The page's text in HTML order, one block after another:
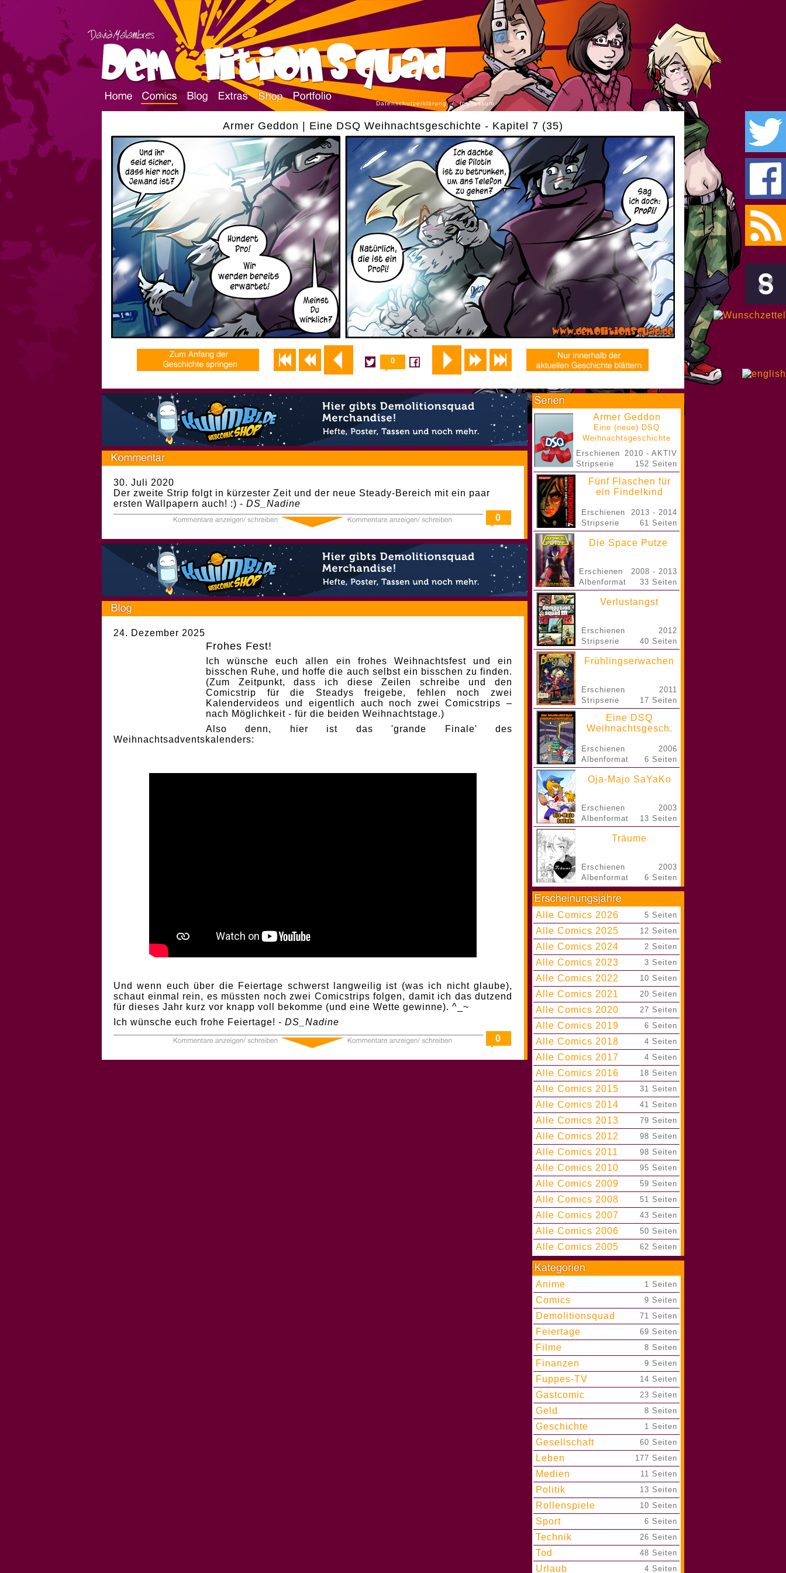
Datenschutzerklärung / Impressum
Armer Geddon | Eine DSQ Weihnachtsgeschichte - Kapitel 7 (35)
0
30. Juli 2020
Der zweite Strip folgt in kürzester Zeit und der neue Steady-Bereich mit ein paar
ersten Wallpapern auch! :) - DS_Nadine
0
24. Dezember 2025
Frohes Fest!
Ich wünsche euch allen ein frohes Weihnachtsfest und ein
bisschen Ruhe, und hoffe die auch selbst ein bisschen zu finden.
(Zum Zeitpunkt, dass ich diese Zeilen schreibe und den
Comicstrip für die Steadys freigebe, fehlen noch zwei
Kalendervideos und eigentlich auch noch zwei Comicstrips –
nach Möglichkeit - für die beiden Weihnachtstage.)
Also denn, hier ist das 'grande Finale' des
Weihnachtsadventskalenders:
Und wenn euch über die Feiertage schwerst langweilig ist (was ich nicht glaube),
schaut einmal rein, es müssten noch zwei Comicstrips folgen, damit ich das dutzend
für dieses Jahr kurz vor knapp voll bekomme (und eine Wette gewinne). ^_~
Ich wünsche euch frohe Feiertage! - DS_Nadine
0
Armer Geddon
Eine (neue) DSQ
Weihnachtsgeschichte
Erschienen
Stripserie
2010 - AKTIV
152 Seiten
Fünf Flaschen für
ein Findelkind
Erschienen
Stripserie
2013 - 2014
61 Seiten
Die Space Putze
Erschienen
Albenformat
2008 - 2013
33 Seiten
Verlustangst
Erschienen
Stripserie
2012
40 Seiten
Frühlingserwachen
Erschienen
Stripserie
2011
17 Seiten
Eine DSQ
Weihnachtsgesch.
Erschienen
Albenformat
2006
6 Seiten
Oja-Majo SaYaKo
Erschienen
Albenformat
2003
13 Seiten
Träume
Erschienen
Albenformat
2003
6 Seiten
Alle Comics 2026 5 Seiten
Alle Comics 2025 12 Seiten
Alle Comics 2024 2 Seiten
Alle Comics 2023 3 Seiten
Alle Comics 2022 10 Seiten
Alle Comics 2021 20 Seiten
Alle Comics 2020 27 Seiten
Alle Comics 2019 6 Seiten
Alle Comics 2018 4 Seiten
Alle Comics 2017 4 Seiten
Alle Comics 2016 18 Seiten
Alle Comics 2015 31 Seiten
Alle Comics 2014 41 Seiten
Alle Comics 2013 79 Seiten
Alle Comics 2012 98 Seiten
Alle Comics 2011 98 Seiten
Alle Comics 2010 95 Seiten
Alle Comics 2009 59 Seiten
Alle Comics 2008 51 Seiten
Alle Comics 2007 43 Seiten
Alle Comics 2006 50 Seiten
Alle Comics 2005 62 Seiten
Anime 1 Seiten
Comics 9 Seiten
Demolitionsquad 71 Seiten
Feiertage 69 Seiten
Filme 8 Seiten
Finanzen 9 Seiten
Fuppes-TV 14 Seiten
Gastcomic 23 Seiten
Geld 8 Seiten
Geschichte 1 Seiten
Gesellschaft 60 Seiten
Leben 177 Seiten
Medien 11 Seiten
Politik 13 Seiten
Rollenspiele 10 Seiten
Sport 6 Seiten
Technik 26 Seiten
Tod 48 Seiten
Urlaub 4 Seiten